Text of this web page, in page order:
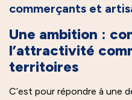
commerçants et
Une ambition :
l’attractivité
territoires
C’est pour répondre à une